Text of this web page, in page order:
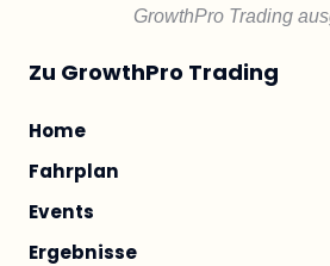
GrowthPro Trading
Zu GrowthPro Trading
Home
Fahrplan
Events
Ergebnisse